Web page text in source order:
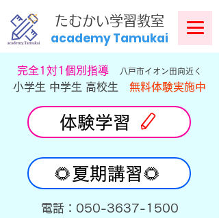
​たむかい学習教室
academy Tamukai
​完全1対1個別指導 八戸市イオン田向近く
小学生 中学生 高校生 無料体験実施中
体験学習
🌻夏期講習🌻
​電話：050-3637-1500